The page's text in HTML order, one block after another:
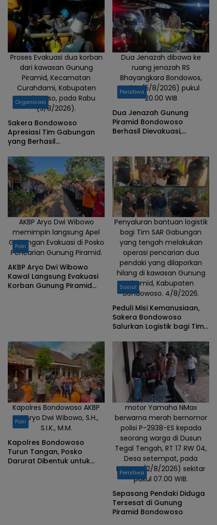
Rakyat
Bondowoso)
Proses Evakuasi dua korban
dari kawasan Gunung
Piramid, Kecamatan
Curahdami, Kabupaten
Bondowoso, pada Rabu
(5/8/2026).
Organisasi
Sakera Bondowoso
Apresiasi Tim Gabungan
yang Berhasil
Gunung Piramid
Dua Jenazah dibawa ke
ruang jenazah RS
Bhayangkara Bondowos,
Rabu (5/8/2026) pukul
20.00 WIB
Peristiwa
Dua Jenazah Gunung
Piramid Bondowoso
Berhasil Dievakuasi,
AKBP Aryo Dwi Wibowo
memimpin langsung Apel
Gabungan Evakuasi di Posko
Pencarian Gunung Piramid.
Polri
AKBP Aryo Dwi Wibowo
Kawal Langsung Evakuasi
Korban Gunung Piramid
Penyaluran bantuan logistik
bagi Tim SAR Gabungan
yang tengah melakukan
operasi pencarian dua
pendaki yang dilaporkan
hilang di kawasan Gunung
Piramid, Kabupaten
Bondowoso. 4/8/2026.
Sosial
Peduli Misi Kemanusiaan,
Sakera Bondowoso
Salurkan Logistik bagi Tim
Piramid
Kapolres Bondowoso AKBP
Dr. Aryo Dwi Wibowo, S.H.,
S.I.K., M.M.
Polri
Kapolres Bondowoso
Turun Tangan, Posko
Darurat Dibentuk untuk
motor Yamaha NMax
berwarna merah bernomor
polisi P-2938-ES kepada
seorang warga di Dusun
Tegal Tengah, RT 17 RW 04,
Desa setempat, pada
Minggu (2/8/2026) sekitar
pukul 07.00 WIB.
Peristiwa
Sepasang Pendaki Diduga
Tersesat di Gunung
Piramid Bondowoso